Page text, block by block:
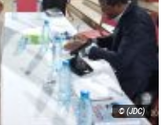
© (JDC)